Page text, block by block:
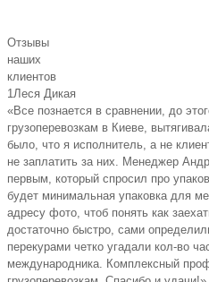
Отзывы
наших
клиентов
1 Леся Дикая
«Все познается в сравнении, до
грузоперевозкам в Киеве,
было, что я исполнитель, а не
не заплатить за них. Менеджер
первым, который спросил про
будет минимальная упаковка для
адресу фото, чтоб понять как
достаточно быстро, сами
перекурами четко угадали кол-во
международника. Комплексный